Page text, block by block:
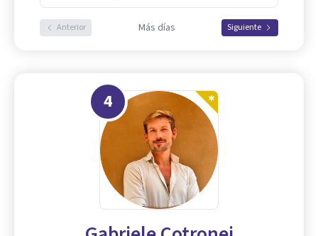
Anterior Más días Siguiente
4